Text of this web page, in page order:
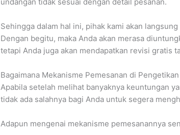
Sehingga dalam hal ini, pihak kami akan
Dengan begitu, maka Anda akan merasa
tetapi Anda juga akan mendapatkan revisi gratis
Bagaimana Mekanisme Pemesanan di
Apabila setelah melihat banyaknya keuntungan
tidak ada salahnya bagi Anda untuk segera
Adapun mengenai mekanisme pemesanannya